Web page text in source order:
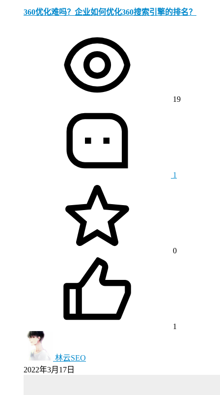
360优化难吗？企业如何优化360搜索引擎的排名？
19
1
0
1
林云SEO
2022年3月17日